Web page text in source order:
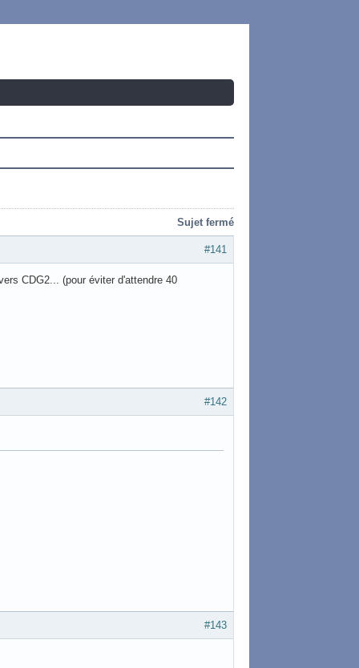
Sujet fermé
#141
CDG2... (pour éviter d'attendre 40
#142
#143